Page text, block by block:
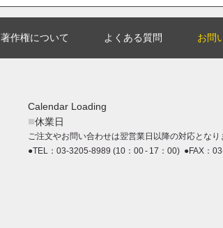
著作権について よくある質問 お問
Calendar Loading
■休業日
ご注文やお問い合わせは翌営業日以降の対応となり
●TEL：03-3205-8989 (10：00 - 17：00) ●FAX：